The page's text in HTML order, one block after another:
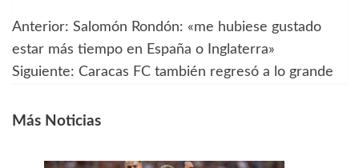
Navegación
de
Anterior: Salomón Rondón: «me hubiese gustado
estar más tiempo en España o Inglaterra»
Siguiente: Caracas FC también regresó a lo grande
Más Noticias